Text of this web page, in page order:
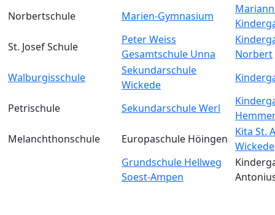
Norbertschule
Marien-Gymnasium
St. Josef Schule
Peter Weiss
Gesamtschule Unna
Norbert
Walburgisschule
Sekundarschule
Wickede
Petrischule Sekundarschule Werl
Melanchthonschule
Europaschule Höingen
Kita St.
Wickede
Grundschule Hellweg
Soest-Ampen